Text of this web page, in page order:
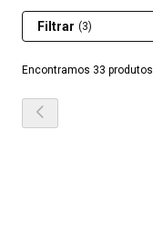
Encontramos 33 produtos
Filtrar (3)